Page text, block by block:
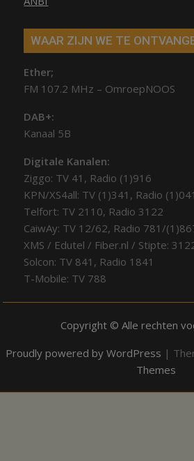
WAAR ZIJN WE TE
Ether;
FM 107.2 MHz – OmroepNOOS
DAB+:
Kanaal 5B
Digitale Kanalen:
Ziggo: TV 41, Radio (1)916
KPN/XS4all: TV (1)341, Radio (1)041
Telfort: TV 2110, Radio 3122
CaiwAy: TV 12/62, Radio 781/
XMS / Edutel / Fiber.nl / Stipte:
Solcon: TV 841, Radio 1841
T-Mobile: TV 788
Copyright © Alle rechten
Proudly powered by WordPress |
Themes